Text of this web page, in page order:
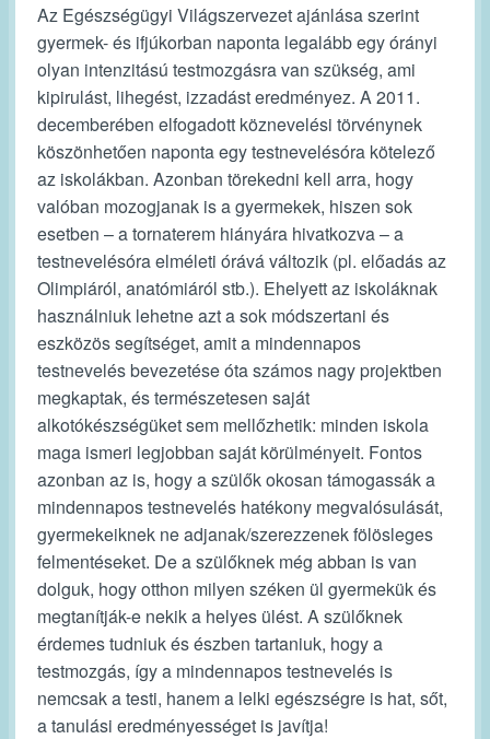
Az Egészségügyi Világszervezet ajánlása szerint
gyermek- és ifjúkorban naponta legalább egy órányi
olyan intenzitású testmozgásra van szükség, ami
kipirulást, lihegést, izzadást eredményez. A 2011.
decemberében elfogadott köznevelési törvénynek
köszönhetően naponta egy testnevelésóra kötelező
az iskolákban. Azonban törekedni kell arra, hogy
valóban mozogjanak is a gyermekek, hiszen sok
esetben – a tornaterem hiányára hivatkozva – a
testnevelésóra elméleti órává változik (pl. előadás az
Olimpiáról, anatómiáról stb.). Ehelyett az iskoláknak
használniuk lehetne azt a sok módszertani és
eszközös segítséget, amit a mindennapos
testnevelés bevezetése óta számos nagy projektben
megkaptak, és természetesen saját
alkotókészségüket sem mellőzhetik: minden iskola
maga ismeri legjobban saját körülményeit. Fontos
azonban az is, hogy a szülők okosan támogassák a
mindennapos testnevelés hatékony megvalósulását,
gyermekeiknek ne adjanak/szerezzenek fölösleges
felmentéseket. De a szülőknek még abban is van
dolguk, hogy otthon milyen széken ül gyermekük és
megtanítják-e nekik a helyes ülést. A szülőknek
érdemes tudniuk és észben tartaniuk, hogy a
testmozgás, így a mindennapos testnevelés is
nemcsak a testi, hanem a lelki egészségre is hat, sőt,
a tanulási eredményességet is javítja!